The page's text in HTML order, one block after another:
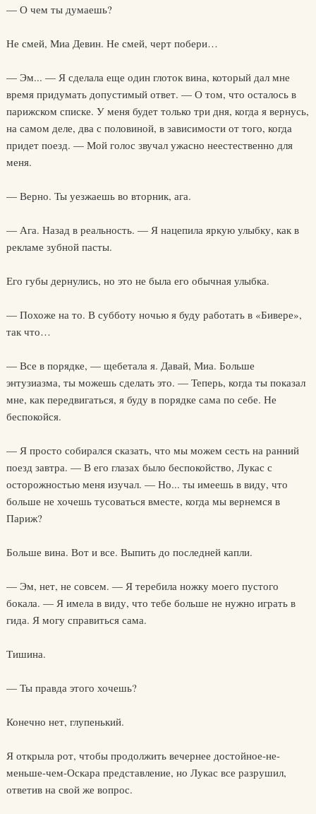
— О чем ты думаешь?
Не смей, Миа Девин. Не смей, черт побери…
— Эм... — Я сделала еще один глоток вина, который дал мне
время придумать допустимый ответ. — О том, что осталось в
парижском списке. У меня будет только три дня, когда я вернусь,
на самом деле, два с половиной, в зависимости от того, когда
придет поезд. — Мой голос звучал ужасно неестественно для
меня.
— Верно. Ты уезжаешь во вторник, ага.
— Ага. Назад в реальность. — Я нацепила яркую улыбку, как в
рекламе зубной пасты.
Его губы дернулись, но это не была его обычная улыбка.
— Похоже на то. В субботу ночью я буду работать в «Бивере»,
так что…
— Все в порядке, — щебетала я. Давай, Миа. Больше
энтузиазма, ты можешь сделать это. — Теперь, когда ты показал
мне, как передвигаться, я буду в порядке сама по себе. Не
беспокойся.
— Я просто собирался сказать, что мы можем сесть на ранний
поезд завтра. — В его глазах было беспокойство, Лукас с
осторожностью меня изучал. — Но... ты имеешь в виду, что
больше не хочешь тусоваться вместе, когда мы вернемся в
Париж?
Больше вина. Вот и все. Выпить до последней капли.
— Эм, нет, не совсем. — Я теребила ножку моего пустого
бокала. — Я имела в виду, что тебе больше не нужно играть в
гида. Я могу справиться сама.
Тишина.
— Ты правда этого хочешь?
Конечно нет, глупенький.
Я открыла рот, чтобы продолжить вечернее достойное-не-
меньше-чем-Оскара представление, но Лукас все разрушил,
ответив на свой же вопрос.